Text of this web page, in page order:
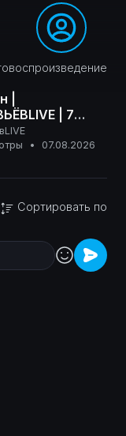
|
| 7
2026 года
• 07.08.2026
Сортировать по